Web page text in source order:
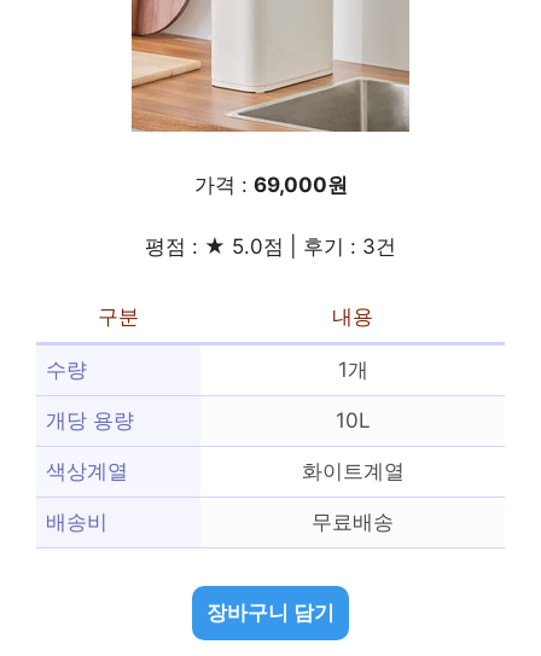
가격 : 69,000원
평점 : ★ 5.0점 | 후기 : 3건
구분 내용
수량 1개
개당 용량 10L
색상계열 화이트계열
배송비 무료배송
장바구니 담기